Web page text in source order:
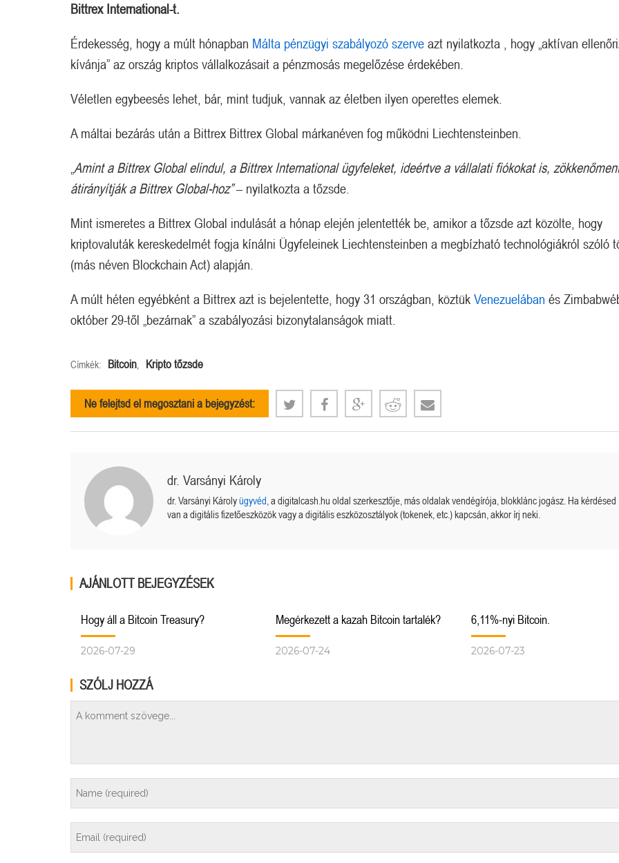
Bittrex International-t.
Érdekesség, hogy a múlt hónapban Málta pénzügyi szabályozó szerve azt nyilatkozta , hogy „aktívan
kívánja” az ország kriptos vállalkozásait a pénzmosás megelőzése érdekében.
Véletlen egybeesés lehet, bár, mint tudjuk, vannak az életben ilyen operettes elemek.
A máltai bezárás után a Bittrex Bittrex Global márkanéven fog működni Liechtensteinben.
Amint a Bittrex Global elindul, a Bittrex International ügyfeleket, ideértve a vállalati fiókokat is,
átirányítják a Bittrex Global-hoz”– nyilatkozta a tőzsde.
Mint ismeretes a Bittrex Global indulását a hónap elején jelentették be, amikor a tőzsde azt közölte, hogy
kriptovaluták kereskedelmét fogja kínálni Ügyfeleinek Liechtensteinben a megbízható technológiákról szóló
(más néven Blockchain Act) alapján.
A múlt héten egyébként a Bittrex azt is bejelentette, hogy 31 országban, köztük Venezuelában és
október 29-től „bezárnak” a szabályozási bizonytalanságok miatt.
Címkék: Bitcoin Kripto tőzsde
Ne felejtsd el megosztani a bejegyzést:
dr. Varsányi Károly
dr. Varsányi Károlyügyvéd , a digitalcash.hu oldal szerkesztője, más oldalak vendégírója, blokklánc jogász. Ha kérdésed
van a digitális fizetőeszközök vagy a digitális eszközosztályok (tokenek, etc.) kapcsán, akkor írj neki.
AJÁNLOTT BEJEGYZÉSEK
Hogy áll a Bitcoin Treasury?
2026-07-29
Megérkezett a kazah Bitcoin tartalék?
2026-07-24
6,11%-nyi Bitcoin.
2026-07-23
SZÓLJ HOZZÁ
Megérkezett a kazah Bitcoin tartalék? Orosz kriptós fejlemények.